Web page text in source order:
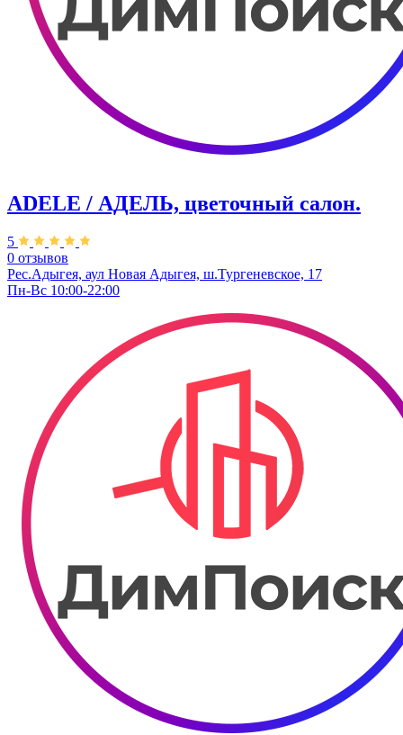
ADELE / АДЕЛЬ, цветочный салон.
5
0 отзывов
Рес.Адыгея, аул Новая Адыгея, ш.Тургеневское, 17
Пн-Вс 10:00-22:00